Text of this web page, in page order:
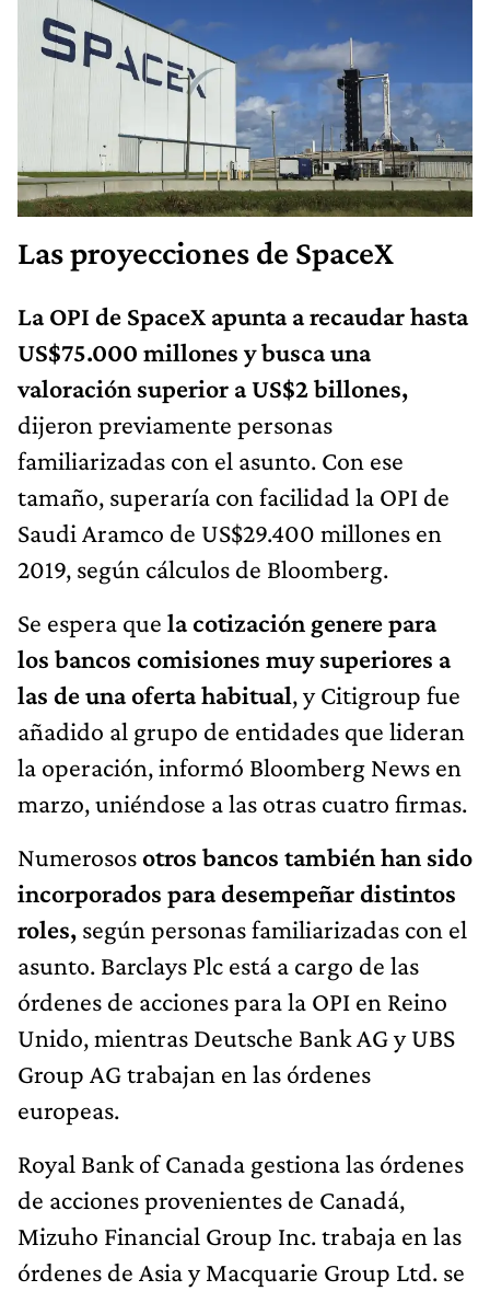
Las proyecciones de SpaceX
La OPI de SpaceX apunta a recaudar hasta
US$75.000 millones y busca una
valoración superior a US$2 billones,
dijeron previamente personas
familiarizadas con el asunto. Con ese
tamaño, superaría con facilidad la OPI de
Saudi Aramco de US$29.400 millones en
2019, según cálculos de Bloomberg.
Se espera que la cotización genere para
los bancos comisiones muy superiores a
las de una oferta habitual, y Citigroup fue
añadido al grupo de entidades que lideran
la operación, informó Bloomberg News en
marzo, uniéndose a las otras cuatro firmas.
Numerososotros bancos también han sido
incorporados para desempeñar distintos
roles, según personas familiarizadas con el
asunto. Barclays Plc está a cargo de las
órdenes de acciones para la OPI en Reino
Unido, mientras Deutsche Bank AG y UBS
Group AG trabajan en las órdenes
europeas.
Royal Bank of Canada gestiona las órdenes
de acciones provenientes de Canadá,
Mizuho Financial Group Inc. trabaja en las
órdenes de Asia y Macquarie Group Ltd. se